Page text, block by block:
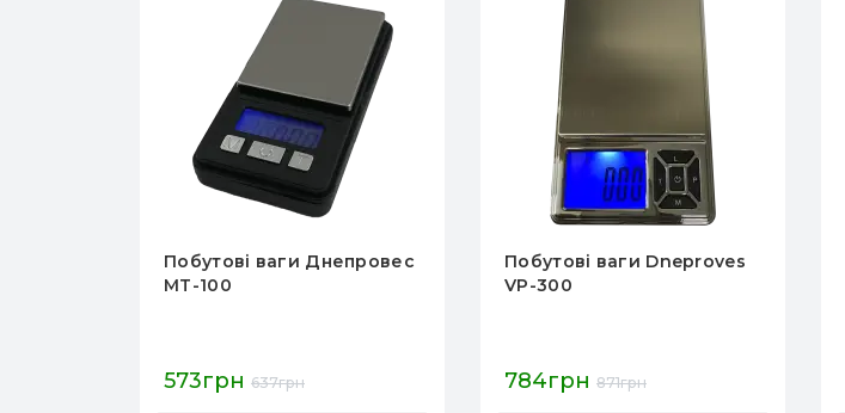
Побутові ваги Dneproves
VP-300
784грн 871грн
Побутові ваги Днепровес
I-2000
1 041грн 1 157грн